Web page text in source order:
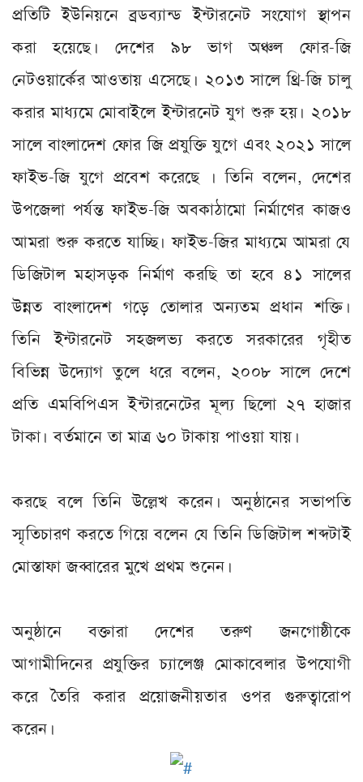
প্রতিটি ইউনিয়নে ব্রডব‌্যান্ড ইন্টারনেট সংযোগ স্থাপন
করা হয়েছে। দেশের ৯৮ ভাগ অঞ্চল ফোর-জি
নেটওয়ার্কের আওতায় এসেছে। ২০১৩ সালে থ্রি-জি চালু
করার মাধ‌্যমে মোবাইলে ইন্টারনেট যুগ শুরু হয়। ২০১৮
সালে বাংলাদেশ ফোর জি প্রযুক্তি যুগে এবং ২০২১ সালে
ফাইভ-জি যুগে প্রবেশ করেছে । তিনি বলেন, দেশের
উপজেলা পর্যন্ত ফাইভ-জি অবকাঠামো নির্মাণের কাজও
আমরা শুরু করতে যাচ্ছি। ফাইভ-জির মাধ‌্যমে আমরা যে
ডিজিটাল মহাসড়ক নির্মাণ করছি তা হবে ৪১ সালের
উন্নত বাংলাদেশ গড়ে তোলার অন‌্যতম প্রধান শক্তি।
তিনি ইন্টারনেট সহজলভ‌্য করতে সরকারের গৃহীত
বিভিন্ন উদ‌্যোগ তুলে ধরে বলেন, ২০০৮ সালে দেশে
প্রতি এমবিপিএস ইন্টারনেটের মূল‌্য ছিলো ২৭ হাজার
টাকা। বর্তমানে তা মাত্র ৬০ টাকায় পাওয়া যায়।
করছে বলে তিনি উল্লেখ করেন। অনুষ্ঠানের সভাপতি
স্মৃতিচারণ করতে গিয়ে বলেন যে তিনি ডিজিটাল শব্দটাই
মোস্তাফা জব্বারের মুখে প্রথম শুনেন।
অনুষ্ঠানে বক্তারা দেশের তরুণ জনগোষ্ঠীকে
আগামীদিনের প্রযুক্তির চ‌্যালেঞ্জ মোকাবেলার উপযোগী
করে তৈরি করার প্রয়োজনীয়তার ওপর গুরুত্বারোপ
করেন।